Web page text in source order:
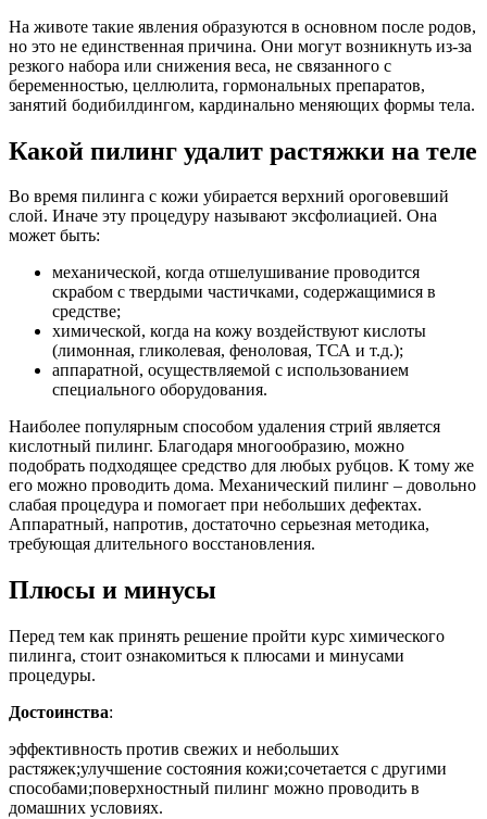
На животе такие явления образуются в основном после родов,
но это не единственная причина. Они могут возникнуть из-за
резкого набора или снижения веса, не связанного с
беременностью, целлюлита, гормональных препаратов,
занятий бодибилдингом, кардинально меняющих формы тела.
Какой пилинг удалит растяжки на теле
Во время пилинга с кожи убирается верхний ороговевший
слой. Иначе эту процедуру называют эксфолиацией. Она
может быть:
механической, когда отшелушивание проводится
скрабом с твердыми частичками, содержащимися в
средстве;
химической, когда на кожу воздействуют кислоты
(лимонная, гликолевая, феноловая, ТСА и т.д.);
аппаратной, осуществляемой с использованием
специального оборудования.
Наиболее популярным способом удаления стрий является
кислотный пилинг. Благодаря многообразию, можно
подобрать подходящее средство для любых рубцов. К тому же
его можно проводить дома. Механический пилинг – довольно
слабая процедура и помогает при небольших дефектах.
Аппаратный, напротив, достаточно серьезная методика,
требующая длительного восстановления.
Плюсы и минусы
Перед тем как принять решение пройти курс химического
пилинга, стоит ознакомиться к плюсами и минусами
процедуры.
Достоинства:
эффективность против свежих и небольших
растяжек;улучшение состояния кожи;сочетается с другими
способами;поверхностный пилинг можно проводить в
домашних условиях.